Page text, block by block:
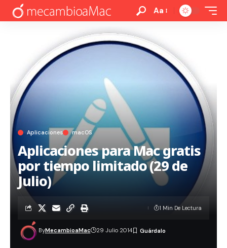
Aa
Aplicaciones macOS
Aplicaciones para Mac gratis
por tiempo limitado (29 de
Julio)
ByMecambioaMac 29 Julio 2014
1 Min De Lectura